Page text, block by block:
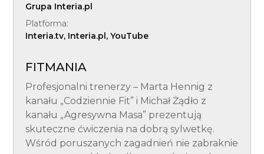
Grupa Interia.pl
Platforma:
Interia.tv, Interia.pl, YouTube
FITMANIA
Profesjonalni trenerzy – Marta Hennig z
kanału „Codziennie Fit” i Michał Żądło z
kanału „Agresywna Masa” prezentują
skuteczne ćwiczenia na dobrą sylwetkę.
Wśród poruszanych zagadnień nie zabraknie